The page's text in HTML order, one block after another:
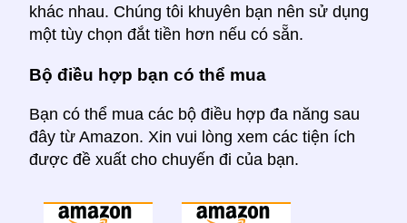
khác nhau. Chúng tôi khuyên bạn nên sử dụng
một tùy chọn đắt tiền hơn nếu có sẵn.
Bộ điều hợp bạn có thể mua
Bạn có thể mua các bộ điều hợp đa năng sau
đây từ Amazon. Xin vui lòng xem các tiện ích
được đề xuất cho chuyến đi của bạn.